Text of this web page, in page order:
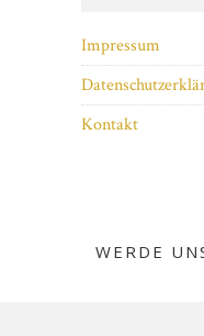
Impressum
Kontakt
WERDE